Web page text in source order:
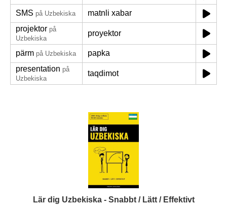
SMS på Uzbekiska
matnli xabar
projektor på
Uzbekiska
proyektor
pärm på Uzbekiska
papka
presentation på
Uzbekiska
taqdimot
Lär dig Uzbekiska - Snabbt / Lätt / Effektivt